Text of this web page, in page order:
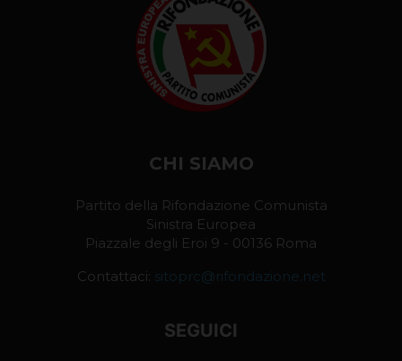
CHI SIAMO
Partito della Rifondazione Comunista
Sinistra Europea
Piazzale degli Eroi 9 - 00136 Roma
Contattaci: sitoprc@rifondazione.net
SEGUICI